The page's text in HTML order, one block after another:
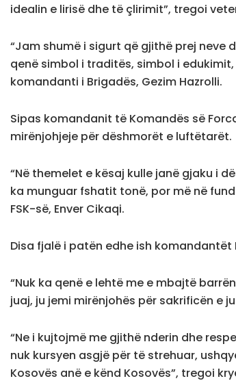
idealin e lirisë dhe të çlirimit”, tregoi
“Jam shumë i sigurt që gjithë prej neve
qenë simbol i traditës, simbol i
komandanti i Brigadës, Gezim Hazrolli.
Sipas komandanit të Komandës së
mirënjohjeje për dëshmorët e luftëtarët.
“Në themelet e kësaj kulle janë gjaku i
ka munguar fshatit tonë, por më në
FSK-së, Enver Cikaqi.
Disa fjalë i patën edhe ish komandantët
“Nuk ka qenë e lehtë me e mbajtë
juaj, ju jemi mirënjohës për sakrificën e
“Ne i kujtojmë me gjithë nderin dhe
nuk kursyen asgjë për të strehuar,
Kosovës anë e kënd Kosovës”, tregoi